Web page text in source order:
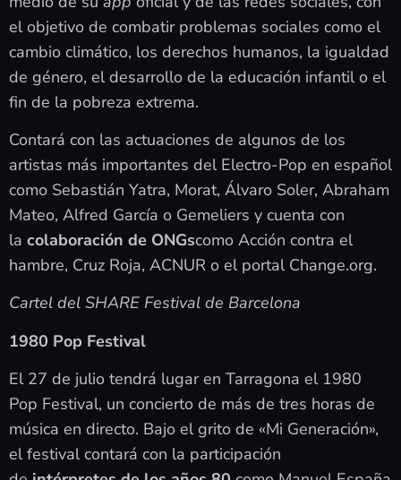
el objetivo de combatir problemas sociales como el
cambio climático, los derechos humanos, la igualdad
de género, el desarrollo de la educación infantil o el
fin de la pobreza extrema.
Contará con las actuaciones de algunos de los
artistas más importantes del Electro-Pop en español
como Sebastián Yatra, Morat, Álvaro Soler, Abraham
Mateo, Alfred García o Gemeliers y cuenta con
la colaboración de ONGscomo Acción contra el
hambre, Cruz Roja, ACNUR o el portal Change.org.
Cartel del SHARE Festival de Barcelona
1980 Pop Festival
El 27 de julio tendrá lugar en Tarragona el 1980
Pop Festival, un concierto de más de tres horas de
música en directo. Bajo el grito de «Mi Generación»,
el festival contará con la participación